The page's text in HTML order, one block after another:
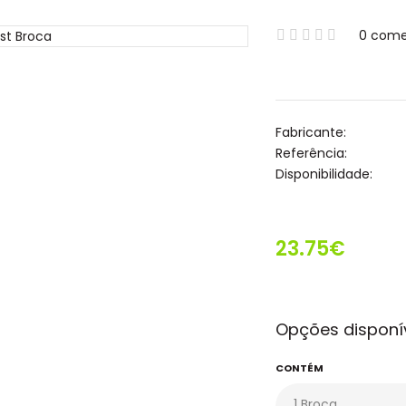
0
Fabricante:
Referência:
Disponibilidade:
23.75€
Opções
CONTÉM